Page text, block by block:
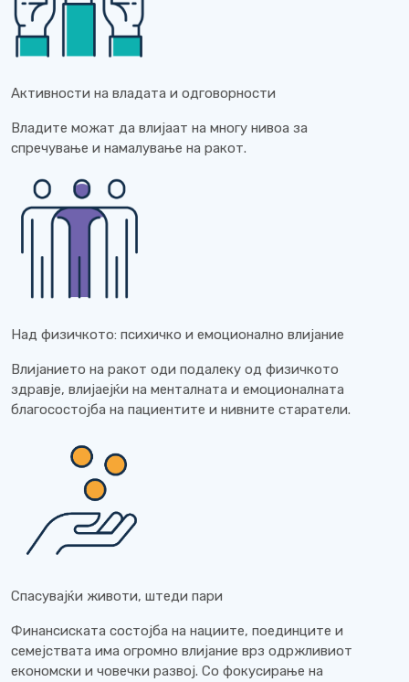
Активности на владата и одговорности
Владите можат да влијаат на многу нивоа за
спречување и намалување на ракот.
Над физичкото: психичко и емоционално влијание
Влијанието на ракот оди подалеку од физичкото
здравје, влијаејќи на менталната и емоционалната
благосостојба на пациентите и нивните старатели.
Спасувајќи животи, штеди пари
Финансиската состојба на нациите, поединците и
семејствата има огромно влијание врз одржливиот
економски и човечки развој. Со фокусирање на